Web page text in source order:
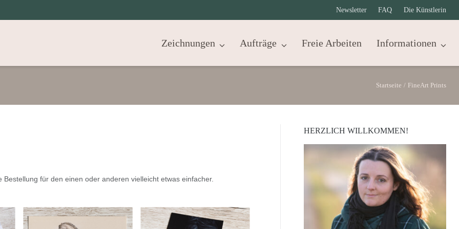
Newsletter FAQ Die Künstlerin
Zeichnungen Aufträge Freie Arbeiten Informationen
Startseite / FineArt Prints
für den einen oder anderen vielleicht etwas einfacher.
HERZLICH WILLKOMMEN!